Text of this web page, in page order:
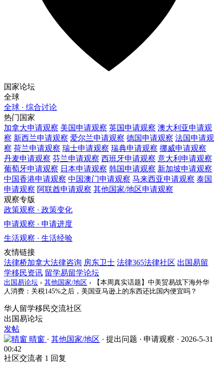
国家论坛
全球
全球 · 综合讨论
热门国家
加拿大申请观察 美国申请观察 英国申请观察 澳大利亚申请观
察 新西兰申请观察 爱尔兰申请观察 德国申请观察 法国申请观
察 荷兰申请观察 瑞士申请观察 瑞典申请观察 挪威申请观察
丹麦申请观察 芬兰申请观察 西班牙申请观察 意大利 申请观察
葡萄牙申请观察 日本申请观察 韩国申请观察 新加坡申请观察
中国香港申请观察 中国澳门申请观察 马来西亚申请观察 泰国
申请观察 阿联酋申请观察 其他国家/地区申请观察
观察专版
政策观察 · 政策变化
申请观察 · 申请进度
生活观察 · 生活经验
友情链接
法律桥加拿大法律咨询 房东卫士 法律365法律社区 出国易留
学移民资讯 留学易留学论坛
出国易论坛 › 其他国家/地区 ›
【本周真实话题】中美贸易战下海外华
人消费：关税145%之后，美国亚马逊上的东西还比国内便宜吗？
华人留学移民交流社区
出国易论坛
发帖
晴窗 · 其他国家/地区 · 提出问题 · 申请观察 · 2026-5-31
00:42
社区交流者 1 回复